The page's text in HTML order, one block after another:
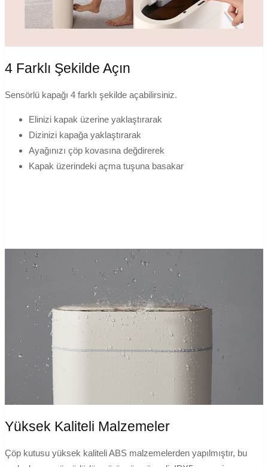
4 Farklı Şekilde Açın
Sensörlü kapağı 4 farklı şekilde açabilirsiniz.
Elinizi kapak üzerine yaklaştırarak
Dizinizi kapağa yaklaştırarak
Ayağınızı çöp kovasına değdirerek
Kapak üzerindeki açma tuşuna basakar
Yüksek Kaliteli Malzemeler
Çöp kutusu yüksek kaliteli ABS malzemelerden yapılmıştır, bu